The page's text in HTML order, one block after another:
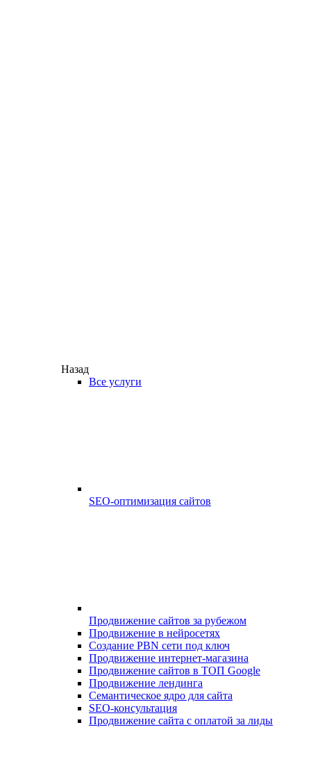
Назад
Все услуги
SEO-оптимизация сайтов
Продвижение сайтов за рубежом
Продвижение в нейросетях
Создание PBN сети под ключ
Продвижение интернет-магазина
Продвижение сайтов в ТОП Google
Продвижение лендинга
Семантическое ядро для сайта
SEO-консультация
Продвижение сайта с оплатой за лиды